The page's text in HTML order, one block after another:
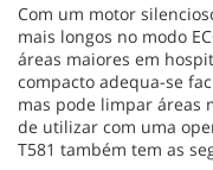
Com um motor
mais longos no modo
áreas maiores em
compacto adequa-se
mas pode limpar áreas
de utilizar com uma
T581 também tem as